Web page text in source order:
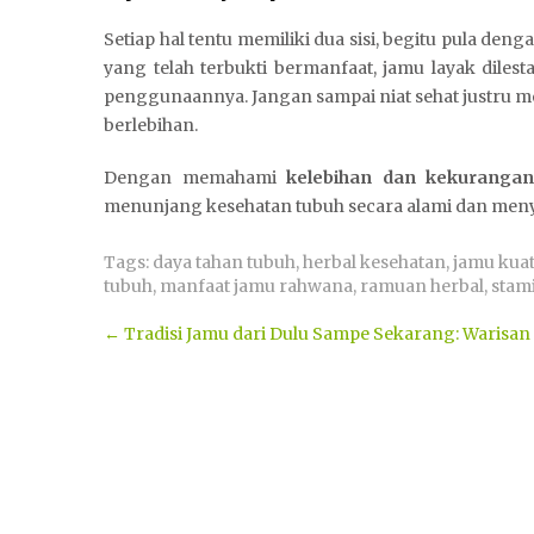
Setiap hal tentu memiliki dua sisi, begitu pula
yang telah terbukti bermanfaat, jamu layak
penggunaannya. Jangan sampai niat sehat justru
berlebihan.
Dengan memahamikelebihan dan
menunjang kesehatan tubuh secara alami dan
Tags: daya tahan tubuh,herbal kesehatan,jamu
tubuh, manfaat jamu rahwana, ramuan herbal,
Post
← Tradisi Jamu dari Dulu Sampe Sekarang: